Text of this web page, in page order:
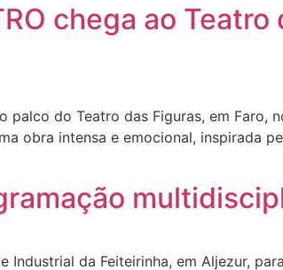
chega ao Teatro
palco do Teatro das Figuras, em Faro,
obra intensa e emocional, inspirada
da Feiteirinha, em Aljezur,